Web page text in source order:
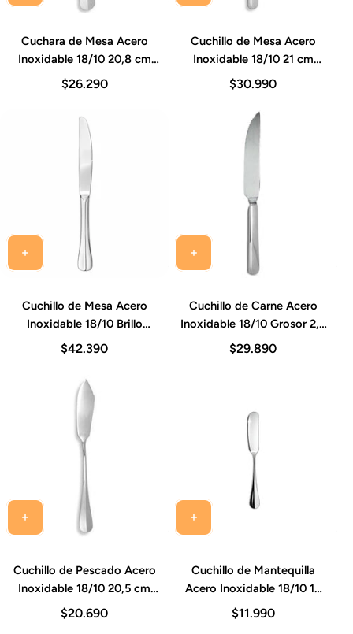
Cuchara de Mesa Acero
Inoxidable 18/10 20,8 cm
Grosor 2,5 mm Set 12
$26.290
Cuchillo de Mesa Acero
Inoxidable 18/10 21 cm
Grosor 2,5 mm Set 12
$30.990
Cuchillo de Mesa Acero
Inoxidable 18/10 Brillo
Espejo Set 12 Piezas
$42.390
Cuchillo de Carne Acero
Inoxidable 18/10 Grosor 2,5
mm Set 12 Piezas Baguette
$29.890
Cuchillo de Pescado Acero
Inoxidable 18/10 20,5 cm
Grosor 2,5 mm Set 12
$20.690
Cuchillo de Mantequilla
Acero Inoxidable 18/10 16
cm Grosor 2,5 mm Set 12
$11.990